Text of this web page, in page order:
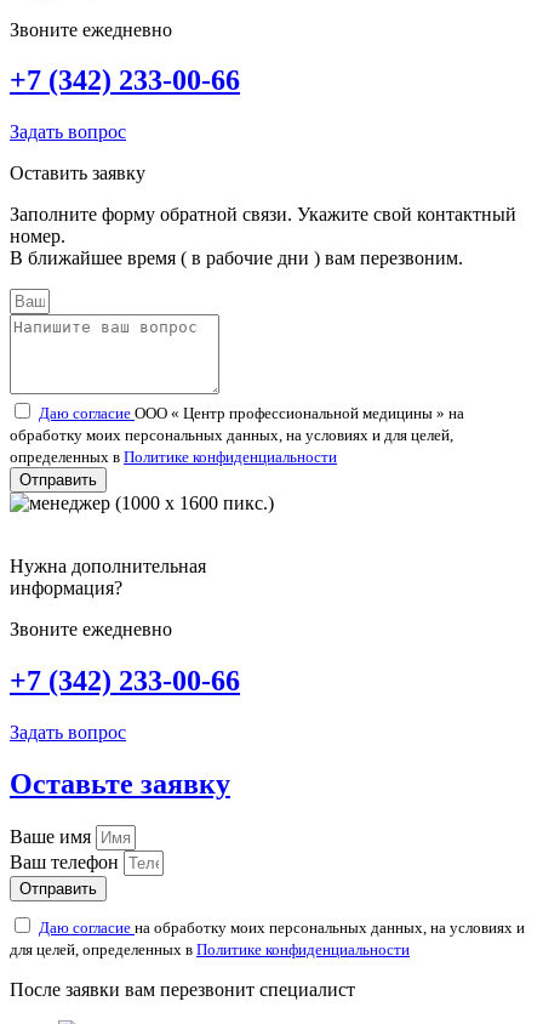
Звоните ежедневно
+7 (342) 233-00-66
Задать вопрос
Оставить заявку
Заполните форму обратной связи. Укажите свой контактный
номер.
В ближайшее время ( в рабочие дни ) вам перезвоним.
Даю согласие ООО « Центр профессиональной медицины » на
обработку моих персональных данных, на условиях и для целей,
определенных в Политике конфиденциальности
Отправить
Нужна дополнительная
информация?
Звоните ежедневно
+7 (342) 233-00-66
Задать вопрос
Оставьте заявку
Ваше имя
Ваш телефон
Даю согласие на обработку моих персональных данных, на условиях и
для целей, определенных в Политике конфиденциальности
Отправить
После заявки вам перезвонит специалист